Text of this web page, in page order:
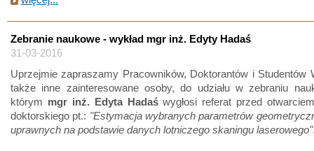
Zebranie naukowe - wykład mgr inż. Edyty Hadaś
31-03-2016
Uprzejmie zapraszamy Pracowników, Doktorantów i Studentów
także inne zainteresowane osoby, do udziału w zebraniu
którym mgr inż. Edyta Hadaśwygłosi referat przed
doktorskiego pt.: "Estymacja wybranych parametrów
uprawnych na podstawie danych lotniczego skaningu laserowego"